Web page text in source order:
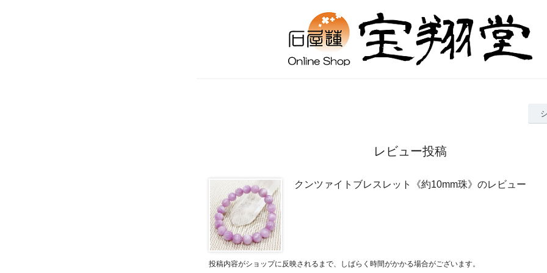
レビュー投稿
クンツァイトブレスレット《約10mm珠》のレビュー
投稿内容がショップに反映されるまで、しばらく時間がかかる場合がございます。